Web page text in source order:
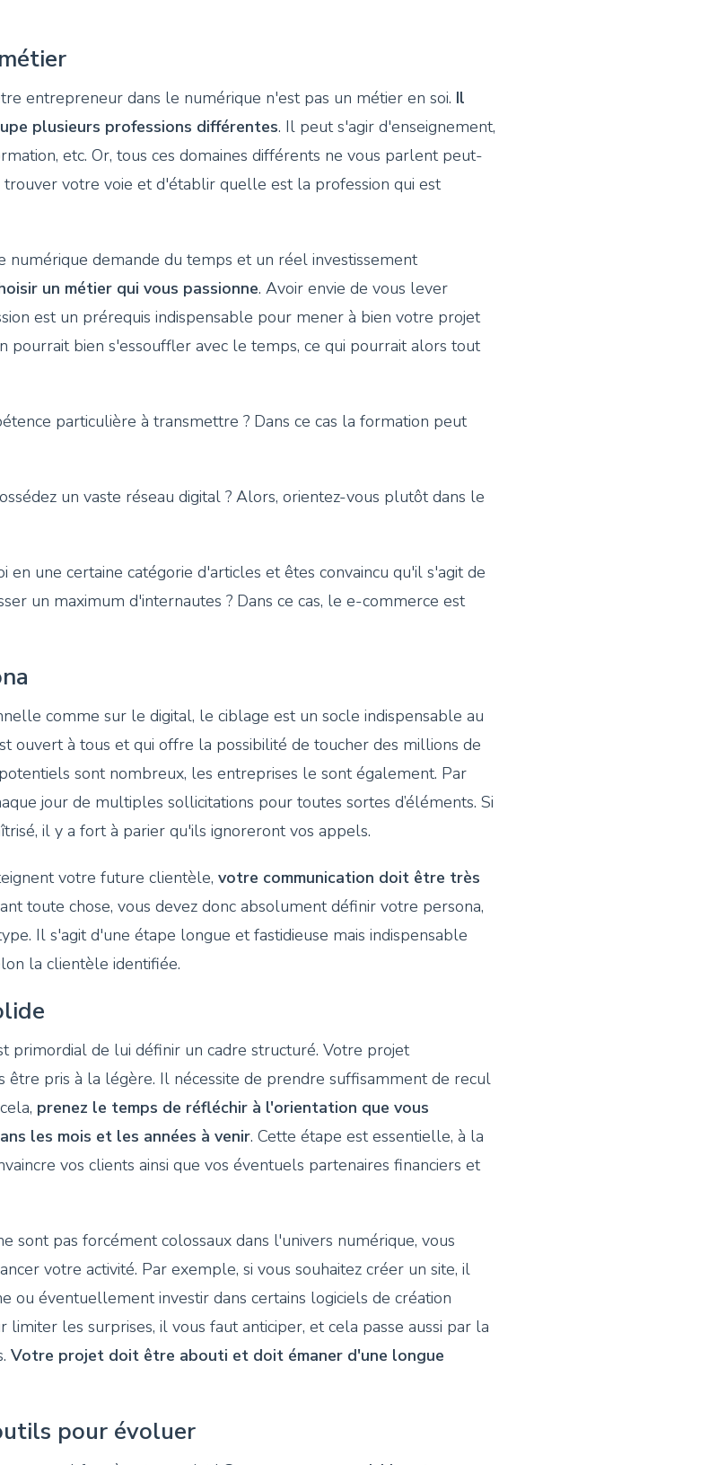
entrepreneur dans le numérique n'est pas un métier en soi. Il
plusieurs professions différentes. Il peut s'agir d'enseignement,
etc. Or, tous ces domaines différents ne vous parlent peut-
votre voie et d'établir quelle est la profession qui est
demande du temps et un réel investissement
un métier qui vous passionne. Avoir envie de vous lever
est un prérequis indispensable pour mener à bien votre projet
pourrait bien s'essouffler avec le temps, ce qui pourrait alors tout
particulière à transmettre ? Dans ce cas la formation peut
un vaste réseau digital ? Alors, orientez-vous plutôt dans le
en une certaine catégorie d'articles et êtes convaincu qu'il s'agit de
un maximum d'internautes ? Dans ce cas, le e-commerce est
comme sur le digital, le ciblage est un socle indispensable au
ouvert à tous et qui offre la possibilité de toucher des millions de
sont nombreux, les entreprises le sont également. Par
jour de multiples sollicitations pour toutes sortes d’éléments. Si
il y a fort à parier qu'ils ignoreront vos appels.
votre future clientèle, votre communication doit être très
toute chose, vous devez donc absolument définir votre persona,
Il s'agit d'une étape longue et fastidieuse mais indispensable
la clientèle identifiée.
primordial de lui définir un cadre structuré. Votre projet
pris à la légère. Il nécessite de prendre suffisamment de recul
prenez le temps de réfléchir à l'orientation que vous
les mois et les années à venir. Cette étape est essentielle, à la
vos clients ainsi que vos éventuels partenaires financiers et
sont pas forcément colossaux dans l'univers numérique, vous
votre activité. Par exemple, si vous souhaitez créer un site, il
ou éventuellement investir dans certains logiciels de création
limiter les surprises, il vous faut anticiper, et cela passe aussi par la
Votre projet doit être abouti et doit émaner d'une longue
pour évoluer